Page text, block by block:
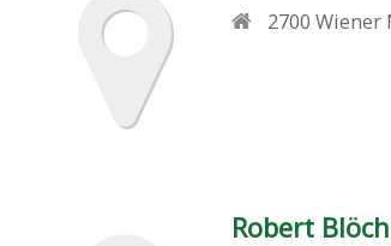
2700 Wiener
Robert